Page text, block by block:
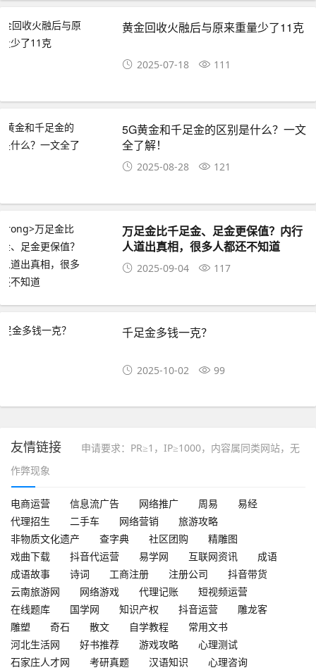
黄金回收火融后与原来重量少了11克
2025-07-18 111
5G黄金和千足金的区别是什么？一文
全了解！
2025-08-28 121
万足金比千足金、足金更保值？内行
人道出真相，很多人都还不知道
2025-09-04 117
千足金多钱一克？
2025-10-02 99
友情链接
申请要求：PR≥1，IP≥1000，内容属同类网站，无
作弊现象
电商运营 信息流广告 网络推广 周易
易经
代理招生
二手车 网络营销
旅游攻略
非物质文化遗产
查字典 社区团购
精雕图
戏曲下载
抖音代运营 易学网 互联网资讯
成语
成语故事
诗词 工商注册 注册公司
抖音带货
云南旅游网
网络游戏 代理记账
短视频运营
在线题库
国学网 知识产权 抖音运营
雕龙客
雕塑
奇石 散文 自学教程
常用文书
河北生活网
好书推荐 游戏攻略
心理测试
石家庄人才网
考研真题 汉语知识
心理咨询